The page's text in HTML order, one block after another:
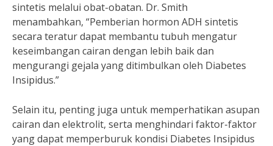
sintetis melalui obat-obatan. Dr. Smith
menambahkan, “Pemberian hormon ADH sintetis
secara teratur dapat membantu tubuh mengatur
keseimbangan cairan dengan lebih baik dan
mengurangi gejala yang ditimbulkan oleh Diabetes
Insipidus.”
Selain itu, penting juga untuk memperhatikan asupan
cairan dan elektrolit, serta menghindari faktor-faktor
yang dapat memperburuk kondisi Diabetes Insipidus